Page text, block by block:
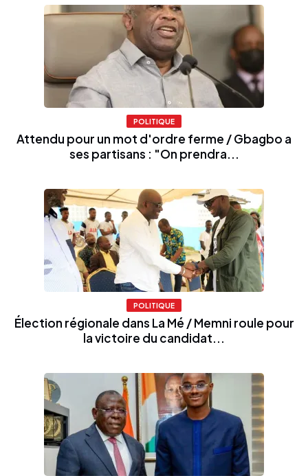
POLITIQUE
Attendu pour un mot d'ordre ferme / Gbagbo a
ses partisans : "On prendra...
POLITIQUE
Élection régionale dans La Mé / Memni roule pour
la victoire du candidat...